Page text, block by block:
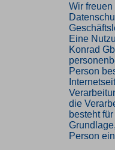
Wir
Eine
Konrad
Person
die
besteht
Person